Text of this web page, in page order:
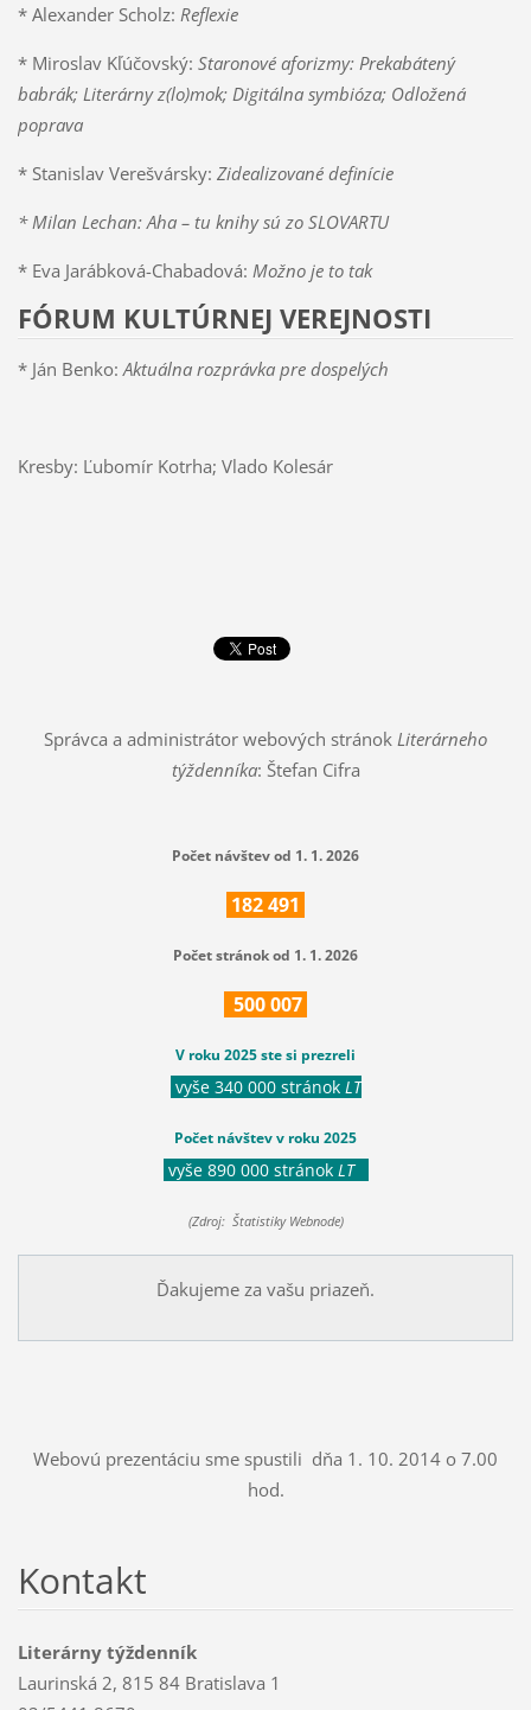
* Alexander Scholz: Reflexie
* Miroslav Kľúčovský: Staronové aforizmy: Prekabátený
babrák; Literárny z(lo)mok; Digitálna symbióza; Odložená
poprava
* Stanislav Verešvársky: Zidealizované definície
* Milan Lechan: Aha – tu knihy sú zo SLOVARTU
* Eva Jarábková-Chabadová: Možno je to tak
FÓRUM KULTÚRNEJ VEREJNOSTI
* Ján Benko: Aktuálna rozprávka pre dospelých
Kresby: Ľubomír Kotrha; Vlado Kolesár
Správca a administrátor webových stránok Literárneho
týždenníka: Štefan Cifra
Počet návštev od 1. 1. 2026
182491
Počet stránok od 1. 1. 2026
500007
V roku 2025 ste si prezreli
vyše 340 000 stránok LT
Počet návštev v roku 2025
vyše 890 000 stránok LT
(Zdroj: Štatistiky Webnode)
Ďakujeme za vašu priazeň.
Webovú prezentáciu sme spustili dňa 1. 10. 2014 o 7.00
hod.
Kontakt
Literárny týždenník
Laurinská 2, 815 84 Bratislava 1